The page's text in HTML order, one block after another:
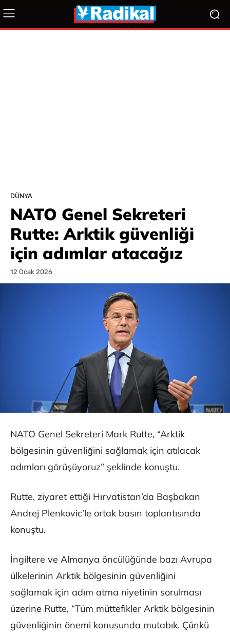
DÜNYA
NATO Genel Sekreteri
Rutte: Arktik güvenliği
için adımlar atacağız
12 Ocak 2026
NATO Genel Sekreteri Mark Rutte, “Arktik
bölgesinin güvenliğini sağlamak için atılacak
adımları görüşüyoruz” şeklinde konuştu.
Rutte, ziyaret ettiği Hırvatistan’da Başbakan
Andrej Plenkovic’le ortak basın toplantısında
konuştu.
İngiltere ve Almanya öncülüğünde bazı Avrupa
ülkelerinin Arktik bölgesinin güvenliğini
sağlamak için adım atma niyetinin sorulması
üzerine Rutte, “Tüm müttefikler Arktik bölgesinin
güvenliğinin önemi konusunda mutabık. Çünkü